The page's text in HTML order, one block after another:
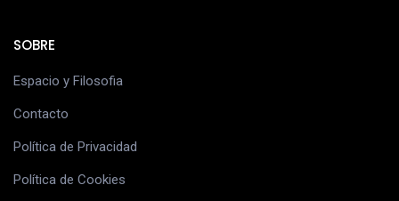
SOBRE
Espacio y Filosofia
Contacto
Política de Privacidad
Política de Cookies